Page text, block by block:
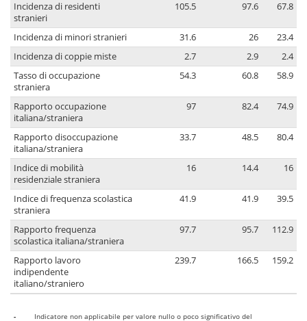
Incidenza di residenti
stranieri
105.5 97.6 67.8
Incidenza di minori stranieri 31.6 26
23.4
Incidenza di coppie miste
2.7 2.9
2.4
Tasso di occupazione
straniera
54.3 60.8 58.9
Rapporto occupazione
italiana/straniera
97 82.4 74.9
Rapporto disoccupazione
italiana/straniera
33.7 48.5 80.4
Indice di mobilità
residenziale straniera
16 14.4 16
Indice di frequenza scolastica
straniera
41.9 41.9 39.5
Rapporto frequenza
scolastica italiana/straniera
97.7 95.7 112.9
Rapporto lavoro
indipendente
italiano/straniero
239.7 166.5 159.2
- Indicatore non applicabile per valore nullo o poco significativo del